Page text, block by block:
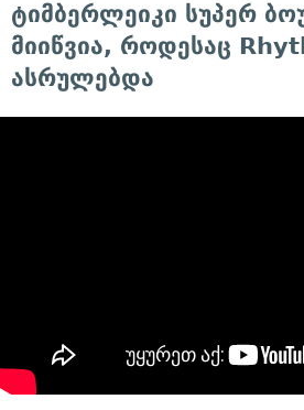
ტიმბერლეიკი სუპერ
მიიწვია, როდესაც
ასრულებდა